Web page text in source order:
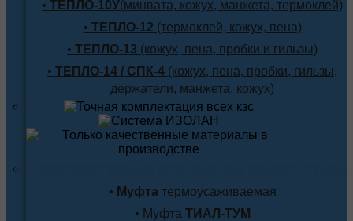
• ТЕПЛО-10У(минвата, кожух, манжета, термоклей)
• ТЕПЛО-12 (термоклей, кожух, пена)
• ТЕПЛО-13 (кожух, пена, пробки и гильзы)
• ТЕПЛО-14 / СПК-4 (кожух, пена, пробки, гильзы,
держатели, манжета, кожух)
• Муфтатермоусаживаемая
• Муфта ТИАЛ-ТУМ